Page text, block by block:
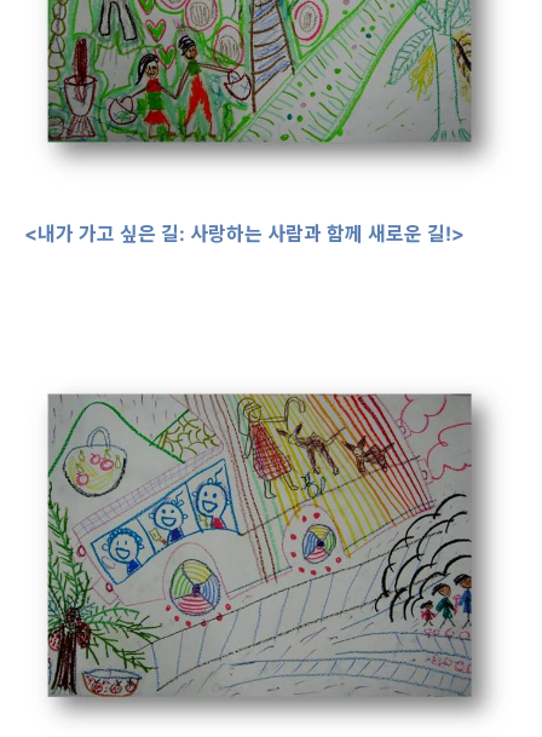
<내가 가고 싶은 길: 사랑하는 사람과 함께 새로운 길!>